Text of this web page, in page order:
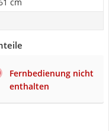
Fernbedienung nicht
enthalten